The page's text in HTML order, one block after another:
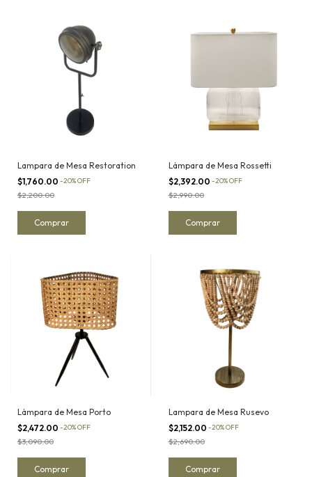
Lampara de Mesa Restoration
$1,760.00 -20%OFF
$2,200.00
Lámpara de Mesa Rossetti
$2,392.00 -20%OFF
$2,990.00
Lámpara de Mesa Porto
$2,472.00 -20%OFF
$3,090.00
Lampara de Mesa Rusevo
$2,152.00 -20%OFF
$2,690.00